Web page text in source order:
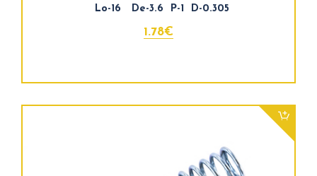
Lo-16 De-3.6 P-1 D-0.305
1.78€